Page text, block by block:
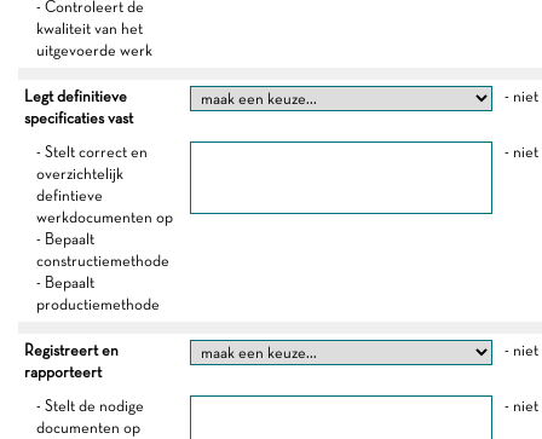
- Controleert de
kwaliteit van het
uitgevoerde werk
Legt definitieve
specificaties vast
- niet
- Stelt correct en
overzichtelijk
defintieve
werkdocumenten op
- Bepaalt
constructiemethode
- Bepaalt
productiemethode
- niet
Registreert en
rapporteert
- niet
- Stelt de nodige
documenten op
- niet